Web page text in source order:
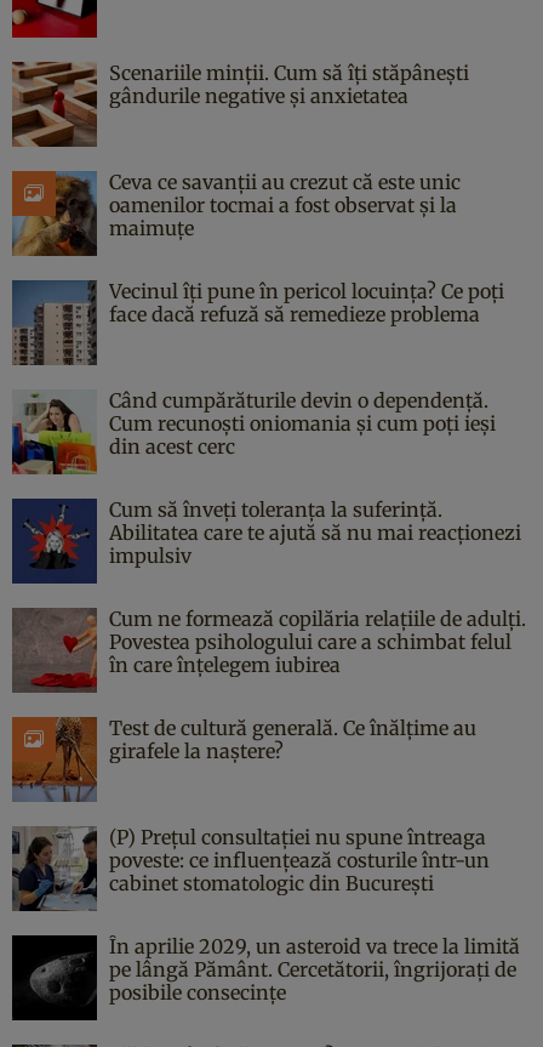
Scenariile minții. Cum să îți stăpânești
gândurile negative și anxietatea
Ceva ce savanții au crezut că este unic
oamenilor tocmai a fost observat și la
maimuțe
Vecinul îți pune în pericol locuința? Ce poți
face dacă refuză să remedieze problema
Când cumpărăturile devin o dependență.
Cum recunoști oniomania și cum poți ieși
din acest cerc
Cum să înveți toleranța la suferință.
Abilitatea care te ajută să nu mai reacționezi
impulsiv
Cum ne formează copilăria relațiile de adulți.
Povestea psihologului care a schimbat felul
în care înțelegem iubirea
Test de cultură generală. Ce înălțime au
girafele la naștere?
(P) Prețul consultației nu spune întreaga
poveste: ce influențează costurile într-un
cabinet stomatologic din București
În aprilie 2029, un asteroid va trece la limită
pe lângă Pământ. Cercetătorii, îngrijorați de
posibile consecințe